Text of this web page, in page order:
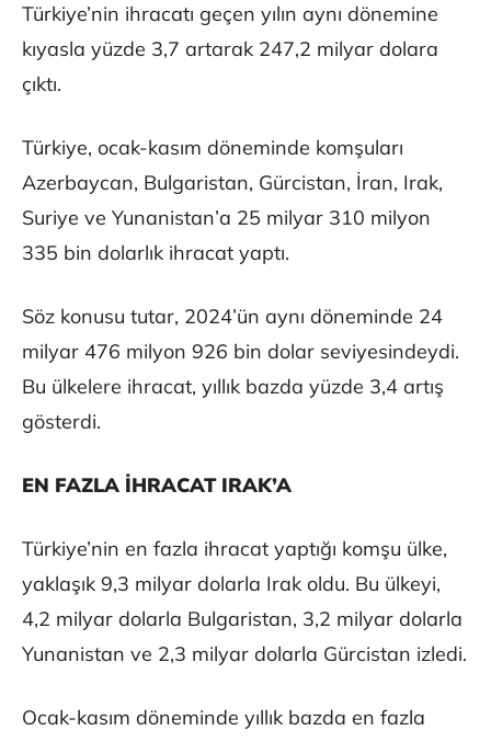
Türkiye’nin ihracatı geçen yılın aynı dönemine
kıyasla yüzde 3,7 artarak 247,2 milyar dolara
çıktı.
Türkiye, ocak-kasım döneminde komşuları
Azerbaycan, Bulgaristan, Gürcistan, İran, Irak,
Suriye ve Yunanistan’a 25 milyar 310 milyon
335 bin dolarlık ihracat yaptı.
Söz konusu tutar, 2024’ün aynı döneminde 24
milyar 476 milyon 926 bin dolar seviyesindeydi.
Bu ülkelere ihracat, yıllık bazda yüzde 3,4 artış
gösterdi.
EN FAZLA İHRACAT IRAK’A
Türkiye’nin en fazla ihracat yaptığı komşu ülke,
yaklaşık 9,3 milyar dolarla Irak oldu. Bu ülkeyi,
4,2 milyar dolarla Bulgaristan, 3,2 milyar dolarla
Yunanistan ve 2,3 milyar dolarla Gürcistan izledi.
Ocak-kasım döneminde yıllık bazda en fazla